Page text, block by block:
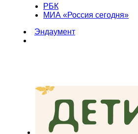
РБК
МИА «Россия сегодня»
Эндаумент